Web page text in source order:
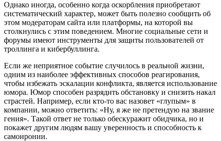
Однако иногда, особенно когда оскорбления приобретают
систематический характер, может быть полезно сообщить об
этом модераторам сайта или платформы, на которой вы
столкнулись с этим поведением. Многие социальные сети и
форумы имеют инструменты для защиты пользователей от
троллинга и кибербуллинга.
Если же неприятное событие случилось в реальной жизни,
одним из наиболее эффективных способов реагирования,
чтобы избежать эскалации конфликта, является использование
юмора. Юмор способен разрядить обстановку и снизить накал
страстей. Например, если кто-то вас назовет «глупым» в
компании, можно ответить: «Ну, я же не претендую на звание
гения». Такой ответ не только обескуражит обидчика, но и
покажет другим людям вашу уверенность и способность к
самоиронии.